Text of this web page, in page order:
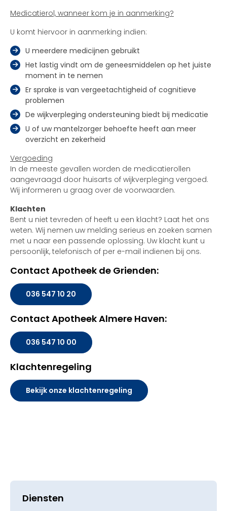
Medicatierol, wanneer kom je in aanmerking?
U komt hiervoor in aanmerking indien:
U meerdere medicijnen gebruikt
Het lastig vindt om de geneesmiddelen op het juiste
moment in te nemen
Er sprake is van vergeetachtigheid of cognitieve
problemen
De wijkverpleging ondersteuning biedt bij medicatie
U of uw mantelzorger behoefte heeft aan meer
overzicht en zekerheid
Vergoeding
In de meeste gevallen worden de medicatierollen
aangevraagd door huisarts of wijkverpleging vergoed.
Wij informeren u graag over de voorwaarden.
Klachten
Bent u niet tevreden of heeft u een klacht? Laat het ons
weten. Wij nemen uw melding serieus en zoeken samen
met u naar een passende oplossing. Uw klacht kunt u
persoonlijk, telefonisch of per e-mail indienen bij ons.
Contact Apotheek de Grienden:
036 547 10 20
Contact Apotheek Almere Haven:
036 547 10 00
Klachtenregeling
Bekijk onze klachtenregeling
Diensten